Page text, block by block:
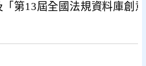
「第13屆全國法規資料庫創